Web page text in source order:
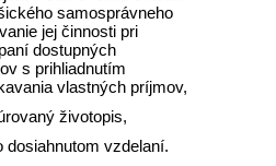
samosprávneho
jej činnosti pri
dostupných
s prihliadnutím
vlastných príjmov,
životopis,
dosiahnutom vzdelaní.